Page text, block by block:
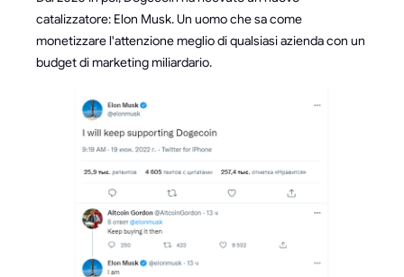
catalizzatore: Elon Musk. Un uomo che sa come
monetizzare l'attenzione meglio di qualsiasi azienda con un
budget di marketing miliardario.